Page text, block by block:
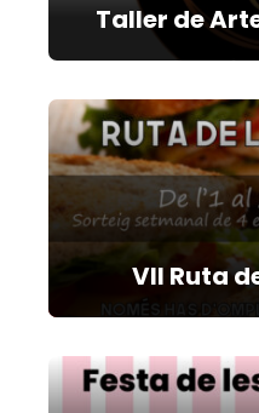
Taller de
VII Ruta